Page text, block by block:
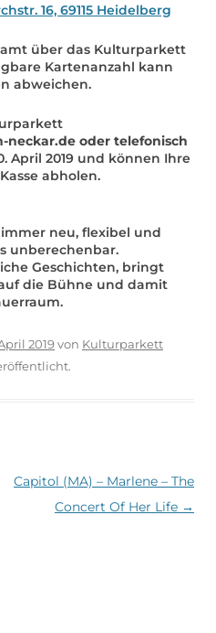
16, 69115 Heidelberg
über das Kulturparkett
Kartenanzahl kann
abweichen.
oder telefonisch
April 2019 und können Ihre
abholen.
neu, flexibel und
unberechenbar.
Geschichten, bringt
die Bühne und damit
2019von Kulturparkett
Capitol (MA) – Marlene – The
Concert Of Her Life →